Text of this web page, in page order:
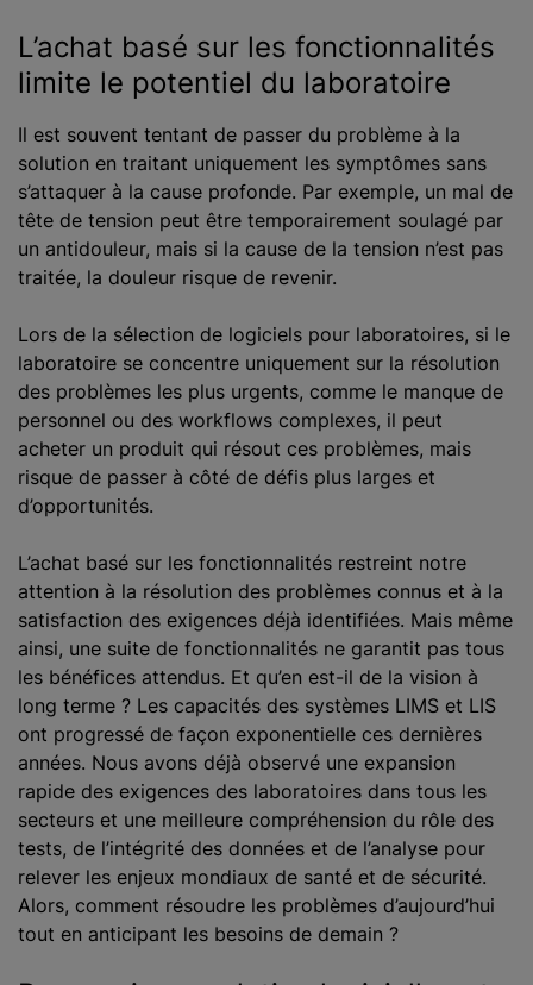
L’achat basé sur les fonctionnalités
limite le potentiel du laboratoire
Il est souvent tentant de passer du problème à la
solution en traitant uniquement les symptômes sans
s’attaquer à la cause profonde. Par exemple, un mal de
tête de tension peut être temporairement soulagé par
un antidouleur, mais si la cause de la tension n’est pas
traitée, la douleur risque de revenir.
Lors de la sélection de logiciels pour laboratoires, si le
laboratoire se concentre uniquement sur la résolution
des problèmes les plus urgents, comme le manque de
personnel ou des workflows complexes, il peut
acheter un produit qui résout ces problèmes, mais
risque de passer à côté de défis plus larges et
d’opportunités.
L’achat basé sur les fonctionnalités restreint notre
attention à la résolution des problèmes connus et à la
satisfaction des exigences déjà identifiées. Mais même
ainsi, une suite de fonctionnalités ne garantit pas tous
les bénéfices attendus. Et qu’en est-il de la vision à
long terme ? Les capacités des systèmes LIMS et LIS
ont progressé de façon exponentielle ces dernières
années. Nous avons déjà observé une expansion
rapide des exigences des laboratoires dans tous les
secteurs et une meilleure compréhension du rôle des
tests, de l’intégrité des données et de l’analyse pour
relever les enjeux mondiaux de santé et de sécurité.
Alors, comment résoudre les problèmes d’aujourd’hui
tout en anticipant les besoins de demain ?